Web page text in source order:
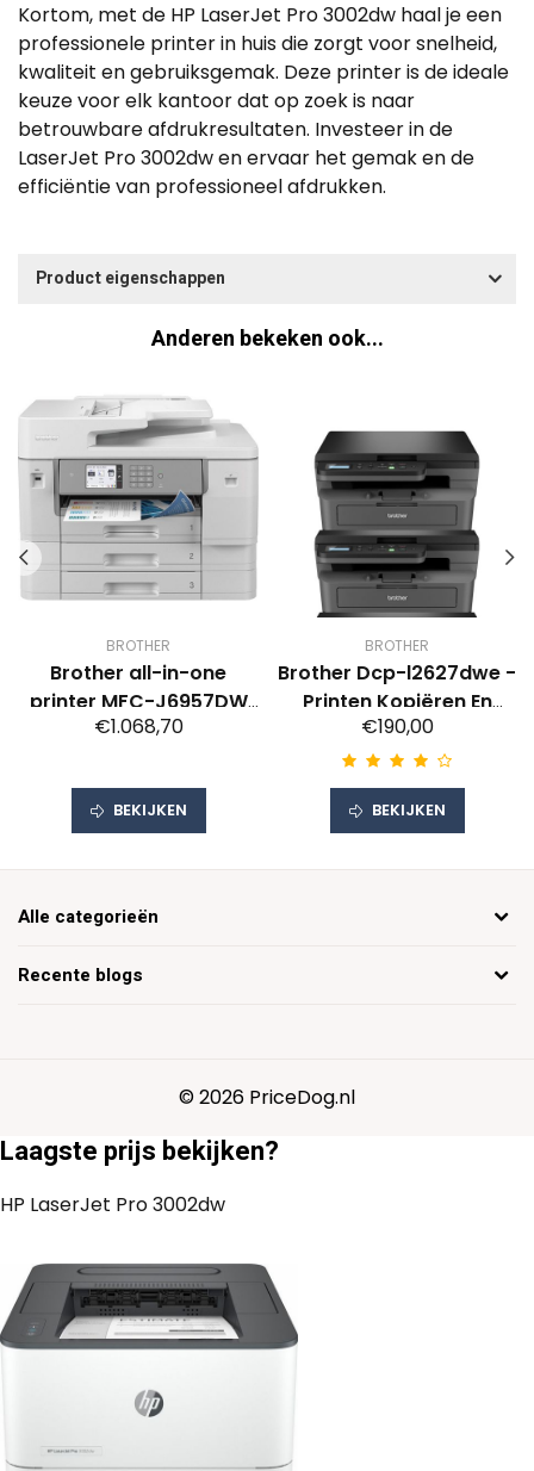
Kortom, met de HP LaserJet Pro 3002dw haal je een
professionele printer in huis die zorgt voor snelheid,
kwaliteit en gebruiksgemak. Deze printer is de ideale
keuze voor elk kantoor dat op zoek is naar
betrouwbare afdrukresultaten. Investeer in de
LaserJet Pro 3002dw en ervaar het gemak en de
efficiëntie van professioneel afdrukken.
Product eigenschappen
Anderen bekeken ook...
BROTHER
Brother all-in-one
printer MFC-J6957DW
(A3-XL)
€1.068,70
BEKIJKEN
BROTHER
Brother Dcp-l2627dwe -
Printen Kopiëren En
Scannen Laser Zwart-
wit
€190,00
BEKIJKEN
Recente blogs
Alle categorieën
© 2026 PriceDog.nl
Laagste prijs bekijken?
HP LaserJet Pro 3002dw